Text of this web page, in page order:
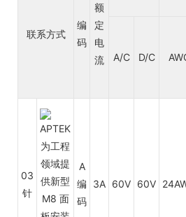
联系方式
编
码
额
定
电
流
A/C D/C
03
针
A
编
码
3A 60V 60V